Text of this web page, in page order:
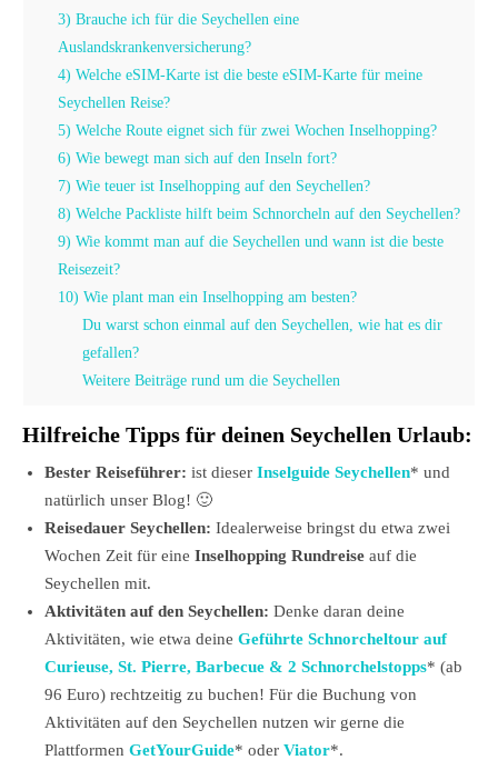
3) Brauche ich für die Seychellen eine
Auslandskrankenversicherung?
4) Welche eSIM-Karte ist die beste eSIM-Karte für meine
Seychellen Reise?
5) Welche Route eignet sich für zwei Wochen Inselhopping?
6) Wie bewegt man sich auf den Inseln fort?
7) Wie teuer ist Inselhopping auf den Seychellen?
8) Welche Packliste hilft beim Schnorcheln auf den Seychellen?
9) Wie kommt man auf die Seychellen und wann ist die beste
Reisezeit?
10) Wie plant man ein Inselhopping am besten?
Du warst schon einmal auf den Seychellen, wie hat es dir
gefallen?
Weitere Beiträge rund um die Seychellen
Hilfreiche Tipps für deinen Seychellen Urlaub:
Bester Reiseführer: ist dieser Inselguide Seychellen* und
natürlich unser Blog! 🙂
Reisedauer Seychellen: Idealerweise bringst du etwa zwei
Wochen Zeit für eine Inselhopping Rundreise auf die
Seychellen mit.
Aktivitäten auf den Seychellen: Denke daran deine
Aktivitäten, wie etwa deine Geführte Schnorcheltour auf
Curieuse, St. Pierre, Barbecue & 2 Schnorchelstopps* (ab
96 Euro) rechtzeitig zu buchen! Für die Buchung von
Aktivitäten auf den Seychellen nutzen wir gerne die
Plattformen GetYourGuide* oder Viator*.